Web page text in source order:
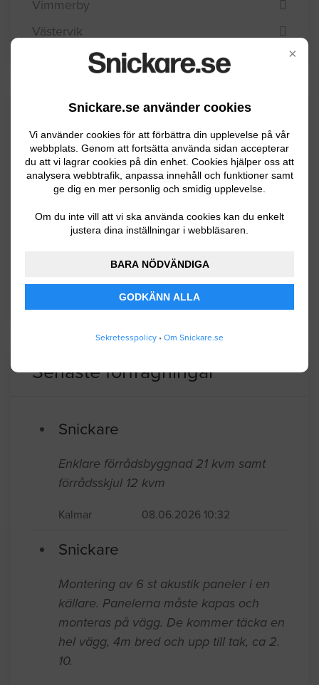
×
Snickare.se använder cookies
Vi använder cookies för att förbättra din upplevelse på vår
webbplats. Genom att fortsätta använda sidan accepterar
du att vi lagrar cookies på din enhet. Cookies hjälper oss att
analysera webbtrafik, anpassa innehåll och funktioner samt
ge dig en mer personlig och smidig upplevelse.
Om du inte vill att vi ska använda cookies kan du enkelt
justera dina inställningar i webbläsaren.
BARA NÖDVÄNDIGA
GODKÄNN ALLA
Sekretesspolicy • Om Snickare.se
Vimmerby
Västervik
Kommuninformation
Borgholm kommun utgör den norra delen av
Öland och har knapt 11000 invånare.
kommun och landstinget. I övrigt är
BYGGLOVSINFORMATION FÖR BORGHOLM
Senaste förfrågningar
Snickare
Enklare förrådsbyggnad 21 kvm samt
förrådsskjul 12 kvm
Kalmar 08.06.2026 10:32
Snickare
Montering av 6 st akustik paneler i en
källare. Panelerna måste kapas och
monteras på vägg. De kommer täcka en
hel vägg, 4m bred och upp till tak, ca 2.
10.